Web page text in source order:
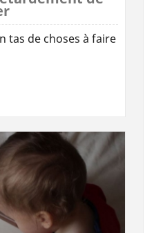
tas de choses à faire